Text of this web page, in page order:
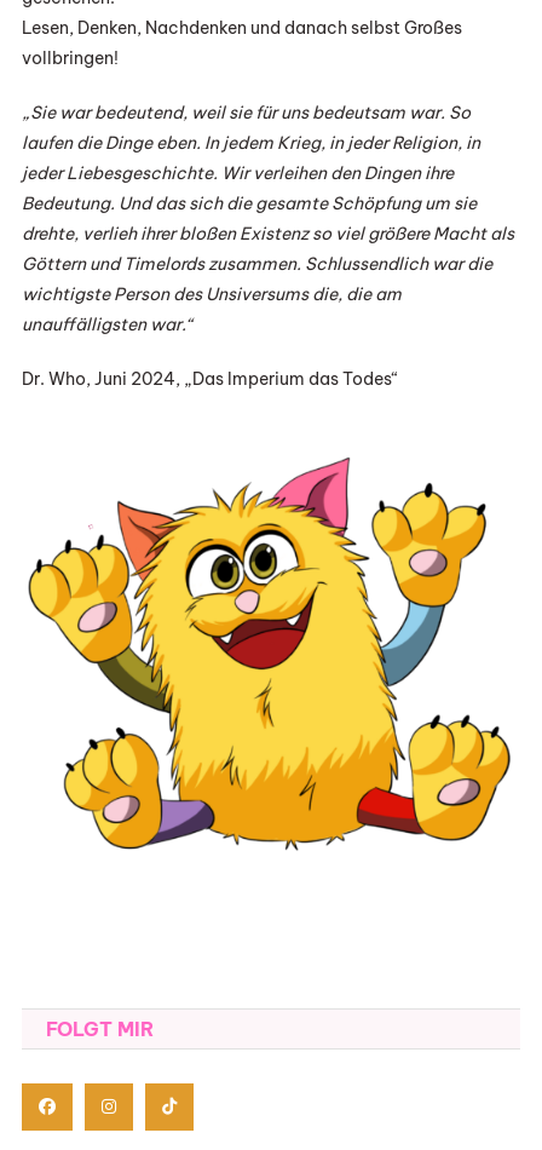
Lesen, Denken, Nachdenken und danach selbst Großes
vollbringen!
„Sie war bedeutend, weil sie für uns bedeutsam war. So
laufen die Dinge eben. In jedem Krieg, in jeder Religion, in
jeder Liebesgeschichte. Wir verleihen den Dingen ihre
Bedeutung. Und das sich die gesamte Schöpfung um sie
drehte, verlieh ihrer bloßen Existenz so viel größere Macht als
Göttern und Timelords zusammen. Schlussendlich war die
wichtigste Person des Unsiversums die, die am
unauffälligsten war.“
Dr. Who, Juni 2024, „Das Imperium das Todes“
FOLGT MIR